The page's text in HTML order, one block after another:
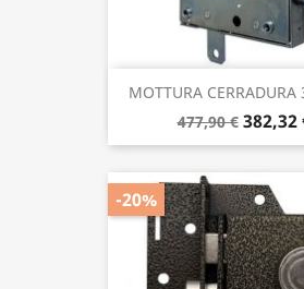
MOTTURA CERRADURA
477,90 € 382,32
-20%